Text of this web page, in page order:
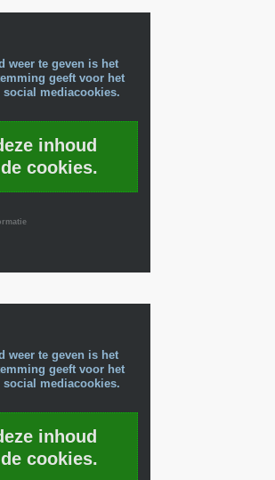
weer te geven is het
geeft voor het
mediacookies.
inhoud
cookies.
weer te geven is het
geeft voor het
mediacookies.
inhoud
cookies.